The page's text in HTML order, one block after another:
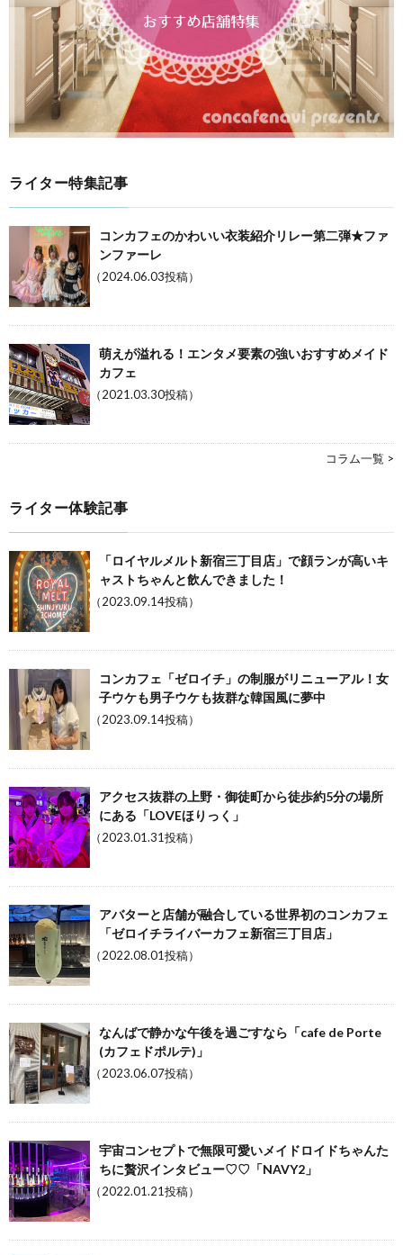
ライター特集記事
コンカフェのかわいい衣装紹介リレー第二弾★ファ
ンファーレ
（2024.06.03投稿）
萌えが溢れる！エンタメ要素の強いおすすめメイド
カフェ
（2021.03.30投稿）
コラム一覧 >
ライター体験記事
「ロイヤルメルト新宿三丁目店」で顔ランが高いキ
ャストちゃんと飲んできました！
（2023.09.14投稿）
コンカフェ「ゼロイチ」の制服がリニューアル！女
子ウケも男子ウケも抜群な韓国風に夢中
（2023.09.14投稿）
アクセス抜群の上野・御徒町から徒歩約5分の場所
にある「LOVEほりっく」
（2023.01.31投稿）
アバターと店舗が融合している世界初のコンカフェ
「ゼロイチライバーカフェ新宿三丁目店」
（2022.08.01投稿）
なんばで静かな午後を過ごすなら「cafe de Porte
(カフェドポルテ)」
（2023.06.07投稿）
宇宙コンセプトで無限可愛いメイドロイドちゃんた
ちに贅沢インタビュー♡♡「NAVY2」
（2022.01.21投稿）